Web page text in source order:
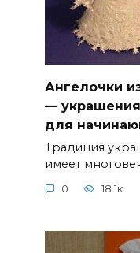
Ангелочки
—
для
Традиция
имеет
0 18.1к.